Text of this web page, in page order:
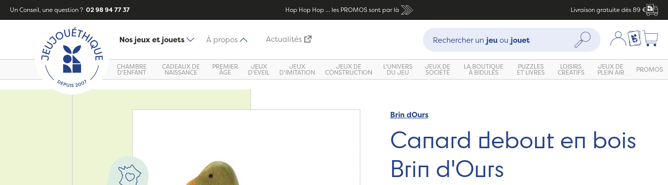
Un Conseil, une question ? 02 98 94 77 37 Hop Hop Hop ... les PROMOS sont par là Livraison gratuite dès 89 €
Nos jeux et jouets À propos Actualités
Recherche :
Rechercher un jeuou jouet Rechercher Mon compte
Ma liste
CHAMBRE
D'ENFANT
CADEAUX DE
NAISSANCE
PREMIER
ÂGE
JEUX
D'ÉVEIL
JEUX
D'IMITATION
JEUX DE
CONSTRUCTION
L'UNIVERS
DU JEU
JEUX DE
SOCIÉTÉ
LA BOUTIQUE
À BIDULES
PUZZLES
ET LIVRES
LOISIRS
CRÉATIFS
JEUX DE
PLEIN AIR PROMOS
Brin dOurs
Canard debout en bois
Brin d'Ours